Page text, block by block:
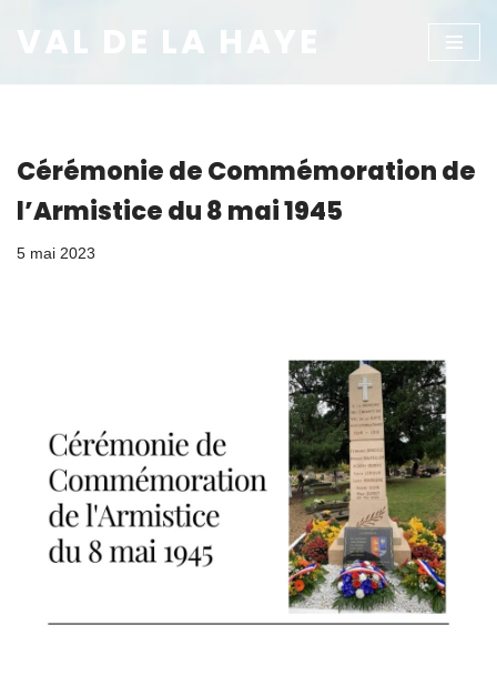
au
VAL DE LA HAYE
Cérémonie de Commémoration de
l’Armistice du 8 mai 1945
5 mai 2023